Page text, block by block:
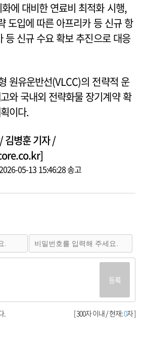
에 대비한 연료비 최적화 시행,
도입에 따른 아프리카 등 신규 항
등 신규 수요 확보 추진으로 대응
원유운반선(VLCC)의 전략적 운
와 국내외 전략화물 장기계약 확
이다.
김병훈 기자 /
05-13 15:46:28 송고
등록
[ 300자 이내 / 현재:0자 ]
.